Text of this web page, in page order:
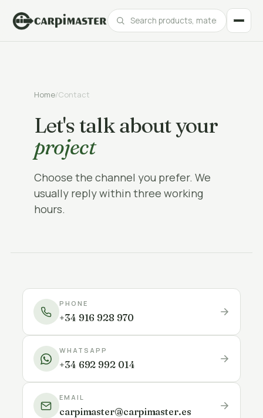
Catalogue
Our best projects
Real projects for leading brands across every sector.
Home/Contact
Let's talk about your
project
Choose the channel you prefer. We
usually reply within three working
hours.
PHONE
+34 916 928 970
WHATSAPP
+34 692 992 014
EMAIL
carpimaster@carpimaster.es